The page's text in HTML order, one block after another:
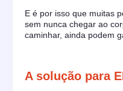
E é por isso que muitas
sem nunca chegar ao
caminhar, ainda podem
A solução para